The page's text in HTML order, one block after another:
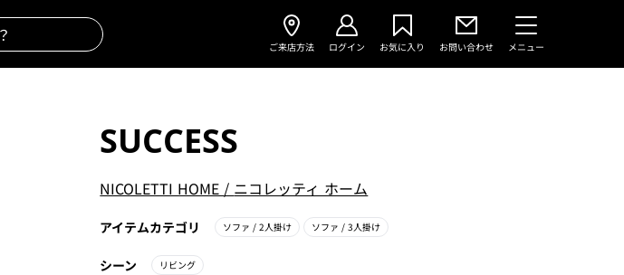
ご来店方法 ログイン お気に入り お問い合わせ メニュー
SUCCESS
NICOLETTI HOME / ニコレッティ ホーム
アイテムカテゴリ ソファ/ 2人掛け ソファ/ 3人掛け
シーン リビング